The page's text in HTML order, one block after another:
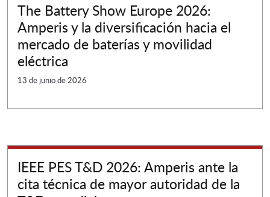
The Battery Show Europe 2026:
Amperis y la diversificación hacia el
mercado de baterías y movilidad
eléctrica
13 de junio de 2026
IEEE PES T&D 2026: Amperis ante la
cita técnica de mayor autoridad de la